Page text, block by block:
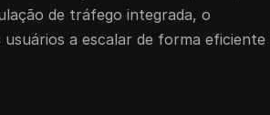
de tráfego integrada, o
a escalar de forma eficiente